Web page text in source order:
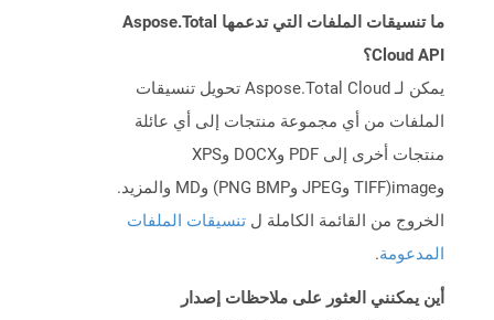
ما تنسيقات الملفات التي تدعمها Aspose.Total
Cloud API؟
يمكن لـ Aspose.Total Cloud تحويل تنسيقات
الملفات من أي مجموعة منتجات إلى أي عائلة
منتجات أخرى إلى PDF وDOCX وXPS
وimage(TIFF وJPEG وPNG BMP) وMD والمزيد.
الخروج من القائمة الكاملة ل تنسيقات الملفات
المدعومة.
أين يمكنني العثور على ملاحظات إصدار